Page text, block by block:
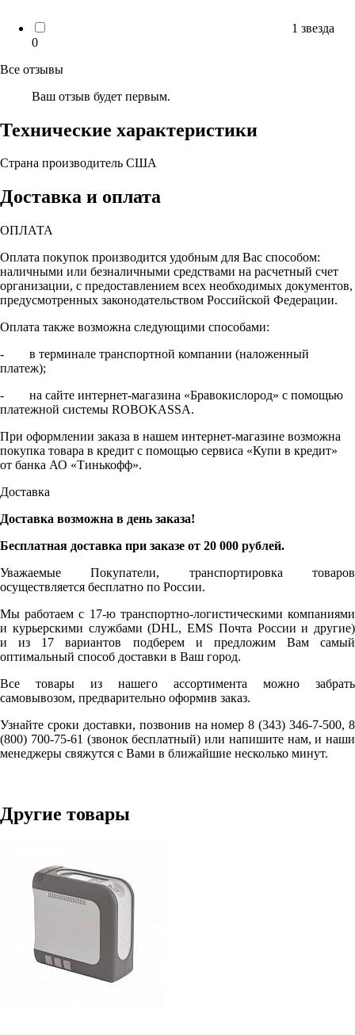
1 звезда
0
Все отзывы
Ваш отзыв будет первым.
Технические характеристики
Страна производитель США
Доставка и оплата
ОПЛАТА
Оплата покупок производится удобным для Вас способом:
наличными или безналичными средствами на расчетный счет
организации, с предоставлением всех необходимых документов,
предусмотренных законодательством Российской Федерации.
Оплата также возможна следующими способами:
- в терминале транспортной компании (наложенный
платеж);
- на сайте интернет-магазина «Бравокислород» с помощью
платежной системы ROBOKASSA.
При оформлении заказа в нашем интернет-магазине возможна
покупка товара в кредит с помощью сервиса «Купи в кредит»
от банка АО «Тинькофф».
Доставка
Доставка возможна в день заказа!
Бесплатная доставка при заказе от 20 000 рублей.
Уважаемые Покупатели, транспортировка товаров
осуществляется бесплатно по России.
Мы работаем с 17-ю транспортно-логистическими компаниями
и курьерскими службами (DHL, EMS Почта России и другие)
и из 17 вариантов подберем и предложим Вам самый
оптимальный способ доставки в Ваш город.
Все товары из нашего ассортимента можно забрать
самовывозом, предварительно оформив заказ.
Узнайте сроки доставки, позвонив на номер 8 (343) 346-7-500, 8
(800) 700-75-61 (звонок бесплатный) или напишите нам, и наши
менеджеры свяжутся с Вами в ближайшие несколько минут.
Другие товары